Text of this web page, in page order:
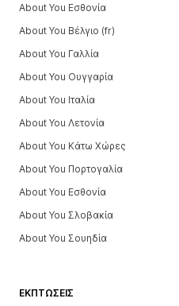
ΕΚΠΤΏΣΕΙΣ
About You Εσθονία
About You Βέλγιο (fr)
About You Γαλλία
About You Ουγγαρία
About You Ιταλία
About You Λετονία
About You Κάτω Χώρες
About You Πορτογαλία
About You Εσθονία
About You Σλοβακία
About You Σουηδία